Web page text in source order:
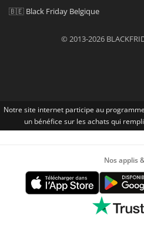
🇧🇪 Black Friday Belgique
© 2013-2026
Notre site internet participe au
un bénéfice sur les achats qui
Nos applis